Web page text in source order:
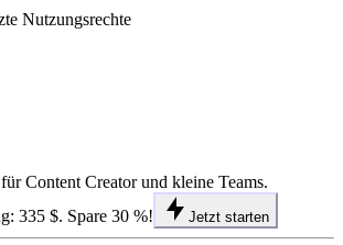
Nutzungsrechte
Content Creator und kleine Teams.
335 $. Spare 30 %!
Jetzt starten